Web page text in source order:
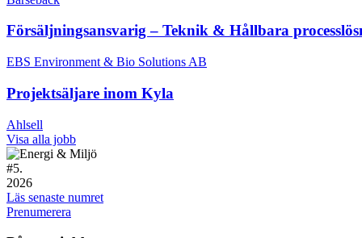
Försäljningsansvarig – Teknik & Hållbara
EBS Environment & Bio Solutions AB
Projektsäljare inom Kyla
Ahlsell
Visa alla jobb
#5.
2026
Läs senaste numret
Prenumerera